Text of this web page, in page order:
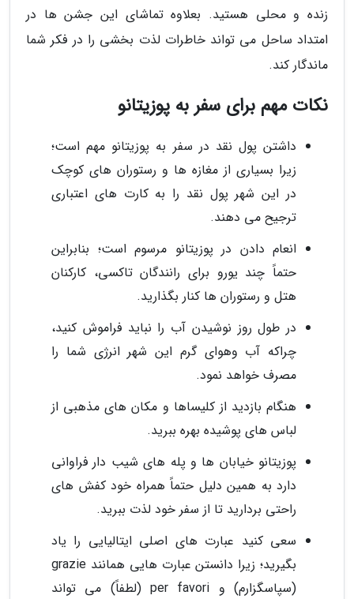
زنده و محلی هستید. بعلاوه تماشای این جشن ها در
امتداد ساحل می تواند خاطرات لذت بخشی را در فکر شما
ماندگار کند.
نکات مهم برای سفر به پوزیتانو
داشتن پول نقد در سفر به پوزیتانو مهم است؛
زیرا بسیاری از مغازه ها و رستوران های کوچک
در این شهر پول نقد را به کارت های اعتباری
ترجیح می دهند.
انعام دادن در پوزیتانو مرسوم است؛ بنابراین
حتماً چند یورو برای رانندگان تاکسی، کارکنان
هتل و رستوران ها کنار بگذارید.
در طول روز نوشیدن آب را نباید فراموش کنید،
چراکه آب وهوای گرم این شهر انرژی شما را
مصرف خواهد نمود.
هنگام بازدید از کلیساها و مکان های مذهبی از
لباس های پوشیده بهره ببرید.
پوزیتانو خیابان ها و پله های شیب دار فراوانی
دارد به همین دلیل حتماً همراه خود کفش های
راحتی بردارید تا از سفر خود لذت ببرید.
سعی کنید عبارت های اصلی ایتالیایی را یاد
بگیرید؛ زیرا دانستن عبارت هایی همانند grazie
(سپاسگزارم) و per favori (لطفاً) می تواند